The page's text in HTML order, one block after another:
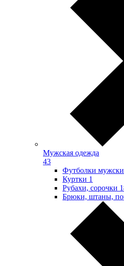
Мужская одежда
43
Футболки
Куртки 1
Рубахи, сорочки
Брюки, штаны,